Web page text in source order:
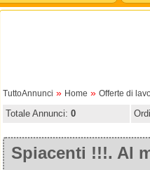
TuttoAnnunci » Home » Offerte di
Totale Annunci: 0
Spiacenti !!!. Al